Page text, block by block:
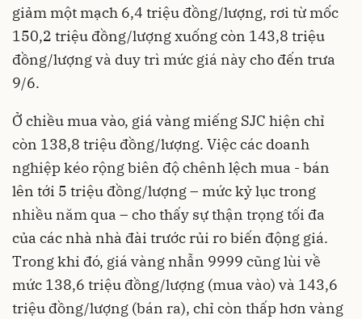
giảm một mạch 6,4 triệu đồng/lượng, rơi từ mốc
150,2 triệu đồng/lượng xuống còn 143,8 triệu
đồng/lượng và duy trì mức giá này cho đến trưa
9/6.
Ở chiều mua vào, giá vàng miếng SJC hiện chỉ
còn 138,8 triệu đồng/lượng. Việc các doanh
nghiệp kéo rộng biên độ chênh lệch mua - bán
lên tới 5 triệu đồng/lượng – mức kỷ lục trong
nhiều năm qua – cho thấy sự thận trọng tối đa
của các nhà nhà đài trước rủi ro biến động giá.
Trong khi đó, giá vàng nhẫn 9999 cũng lùi về
mức 138,6 triệu đồng/lượng (mua vào) và 143,6
triệu đồng/lượng (bán ra), chỉ còn thấp hơn vàng